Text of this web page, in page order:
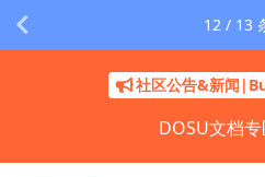
社区公告&新闻
DOSU文档
12 / 13